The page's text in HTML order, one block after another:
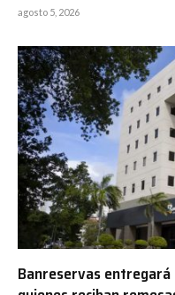
agosto 5, 2026
Banreservas entregará